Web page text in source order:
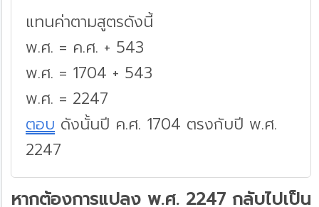
แทนค่าตามสูตรดังนี้
พ.ศ. = ค.ศ. + 543
พ.ศ. = 1704 + 543
พ.ศ. = 2247
ตอบ ดังนั้นปี ค.ศ. 1704 ตรงกับปี พ.ศ.
2247
หากต้องการแปลง พ.ศ. 2247 กลับไปเป็น